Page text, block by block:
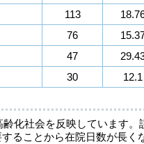
113
76
47
30 12.1
化社会を反映しています
ることから在院日数が長